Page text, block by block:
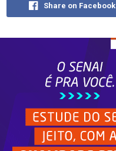
Share on Facebook